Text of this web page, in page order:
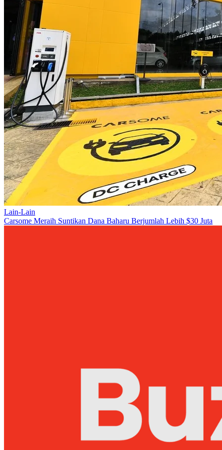
Lain-Lain
Carsome Meraih Suntikan Dana Baharu Berjumlah Lebih $30 Juta